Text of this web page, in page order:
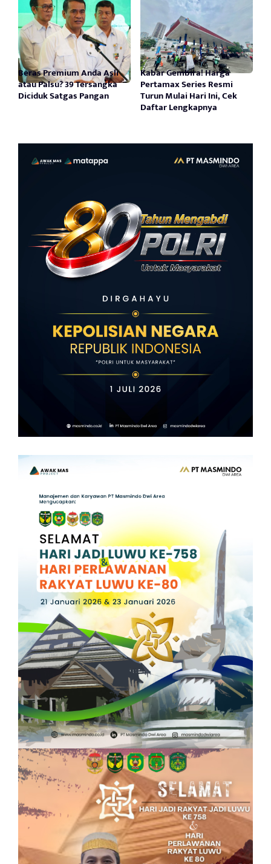
Beras Premium Anda Asli
atau Palsu? 39 Tersangka
Diciduk Satgas Pangan
Kabar Gembira! Harga
Pertamax Series Resmi
Turun Mulai Hari Ini, Cek
Daftar Lengkapnya